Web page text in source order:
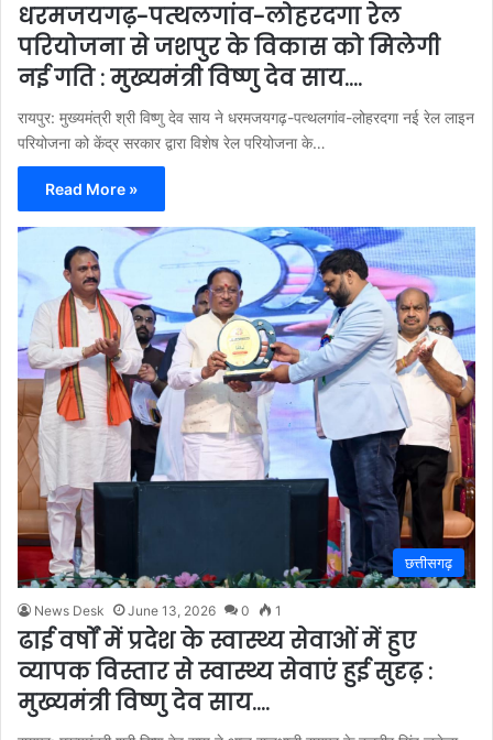
धरमजयगढ़-पत्थलगांव-लोहरदगा रेल
परियोजना से जशपुर के विकास को मिलेगी
नई गति : मुख्यमंत्री विष्णु देव साय….
रायपुर: मुख्यमंत्री श्री विष्णु देव साय ने धरमजयगढ़-पत्थलगांव-लोहरदगा नई रेल लाइन
परियोजना को केंद्र सरकार द्वारा विशेष रेल परियोजना के…
Read More »
छत्तीसगढ़
News Desk June 13, 2026 0 1
ढाई वर्षों में प्रदेश के स्वास्थ्य सेवाओं में हुए
व्यापक विस्तार से स्वास्थ्य सेवाएं हुई सुदृढ़ :
मुख्यमंत्री विष्णु देव साय….